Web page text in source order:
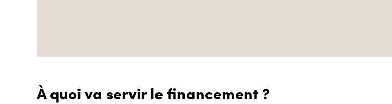
À quoi va servir le financement ?